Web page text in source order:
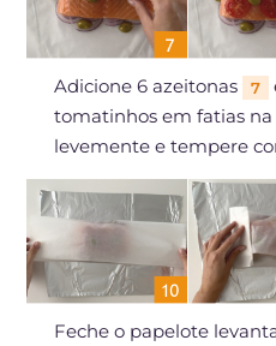
Adicione 6 azeitonas 7
tomatinhos em fatias
levemente e tempere
Feche o papelote